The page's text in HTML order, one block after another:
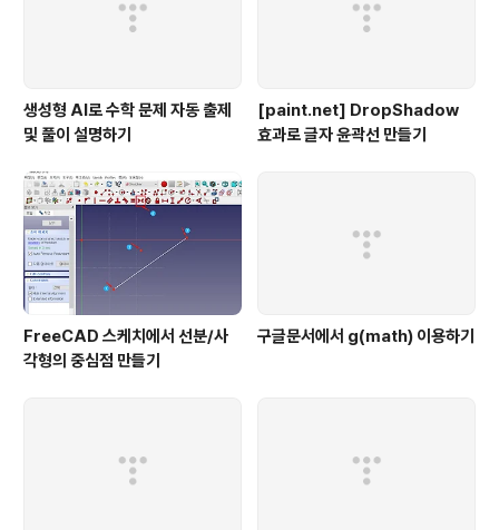
생성형 AI로 수학 문제 자동 출제
및 풀이 설명하기
[paint.net] DropShadow
효과로 글자 윤곽선 만들기
FreeCAD 스케치에서 선분/사
각형의 중심점 만들기
구글문서에서 g(math) 이용하기